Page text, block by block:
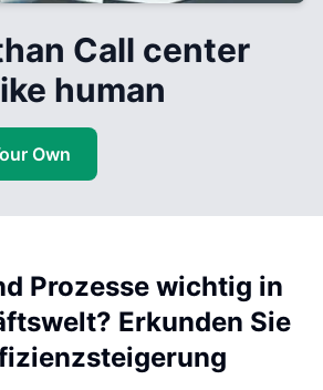
Call center
human
Own
Prozesse wichtig in
Erkunden Sie